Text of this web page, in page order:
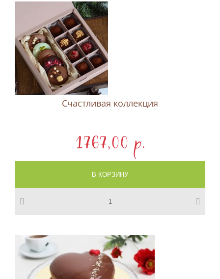
Счастливая коллекция
1767,00 p.